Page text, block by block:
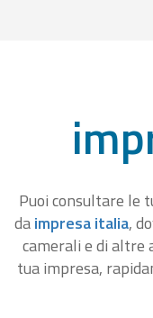
Puoi consultare le
daimpresa italia,
camerali e di altre
tua impresa,